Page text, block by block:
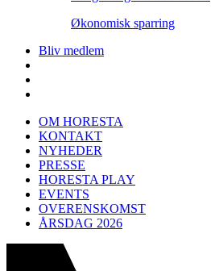
Økonomisk sparring
Bliv medlem
OM HORESTA
KONTAKT
NYHEDER
PRESSE
HORESTA PLAY
EVENTS
OVERENSKOMST
ÅRSDAG 2026